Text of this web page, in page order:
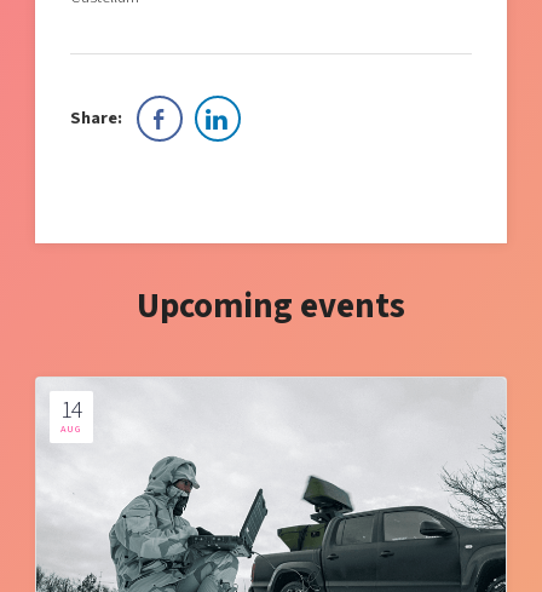
Share:
Upcoming events
14
AUG